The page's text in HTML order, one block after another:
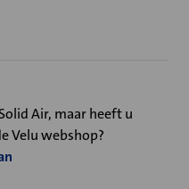
Air, maar heeft u
Velu webshop?